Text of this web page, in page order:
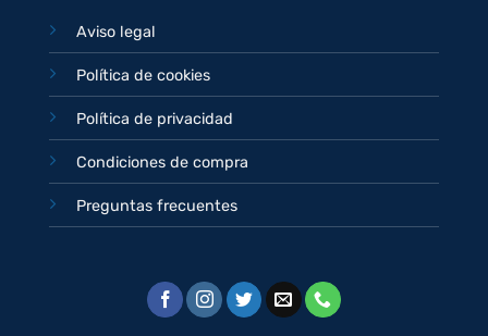
Aviso legal
Política de cookies
Política de privacidad
Condiciones de compra
Preguntas frecuentes